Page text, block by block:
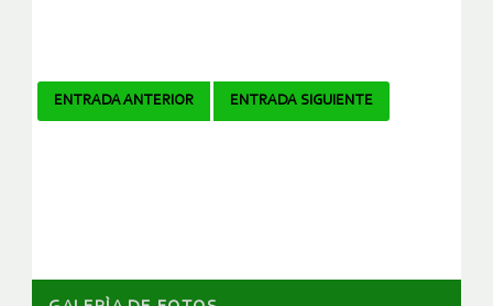
Navegador
ENTRADA ANTERIOR ENTRADA SIGUIENTE